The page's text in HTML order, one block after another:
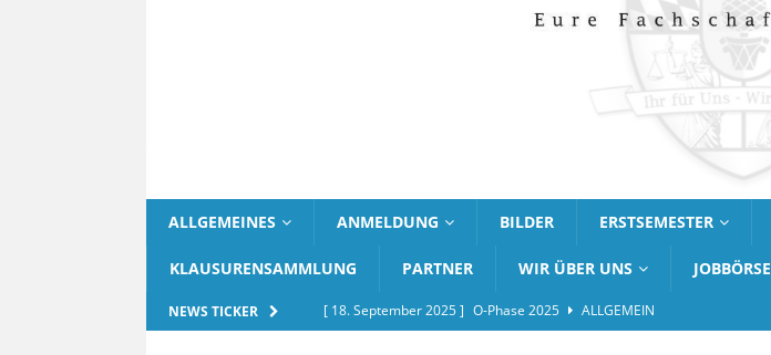
ALLGEMEINES ANMELDUNG BILDER ERSTSEMESTER
KLAUSURENSAMMLUNG PARTNER WIR ÜBER UNS JOBBÖRSE
NEWS TICKER [ 18. September 2025 ] O-Phase 2025
ALLGEMEIN